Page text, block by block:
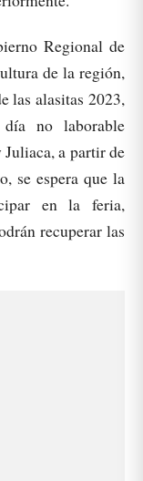
Regional de
de la región,
las alasitas 2023,
no laborable
Juliaca, a partir de
se espera que la
en la feria,
recuperar las